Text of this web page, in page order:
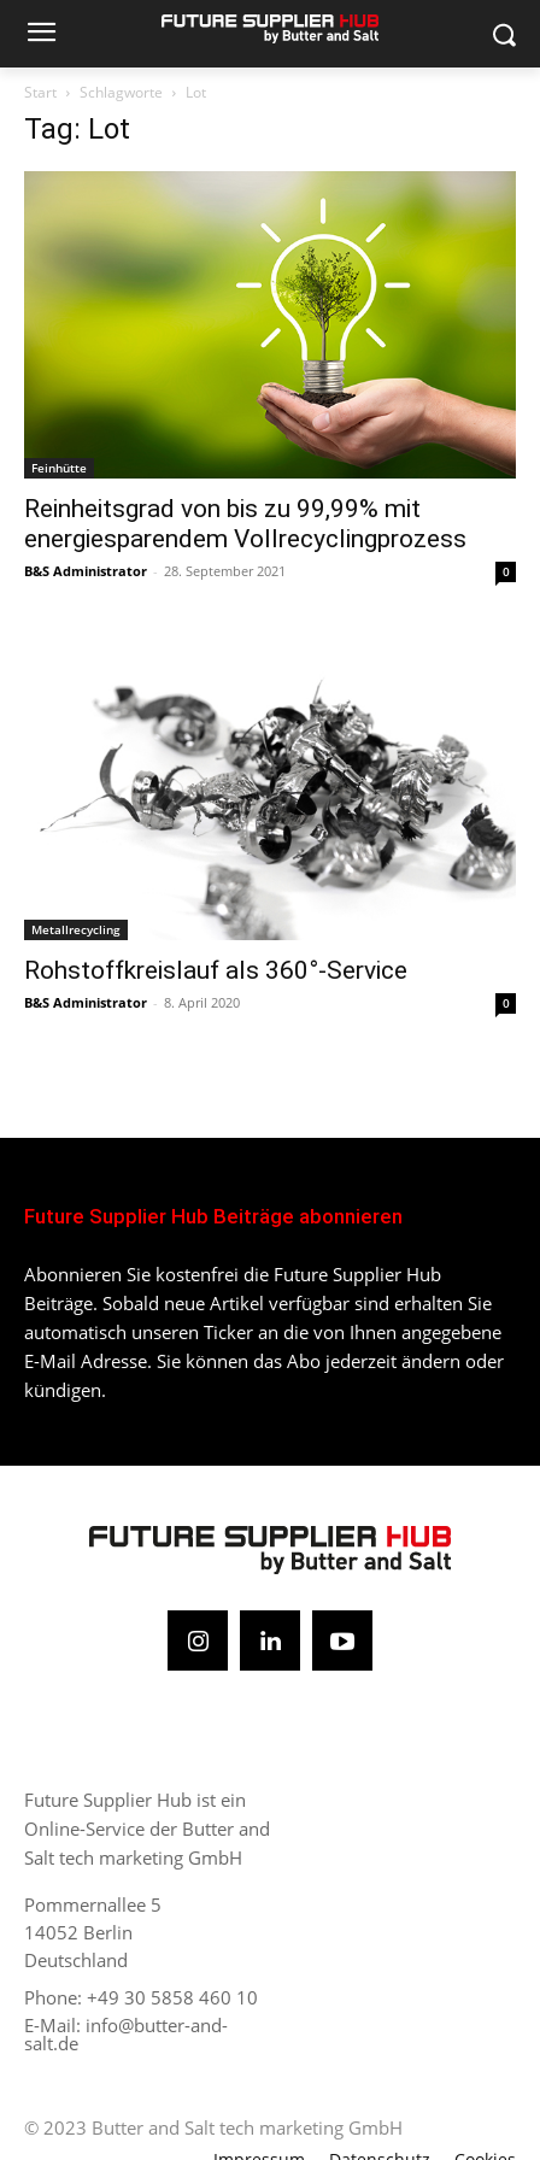
Start Schlagworte Lot
Tag: Lot
Feinhütte
Reinheitsgrad von bis zu 99,99% mit
energiesparendem Vollrecyclingprozess
B&S Administrator - 28. September 2021 0
Metallrecycling
Rohstoffkreislauf als 360°-Service
B&S Administrator - 8. April 2020 0
Future Supplier Hub Beiträge abonnieren
Abonnieren Sie kostenfrei die Future Supplier Hub
Beiträge. Sobald neue Artikel verfügbar sind erhalten Sie
automatisch unseren Ticker an die von Ihnen angegebene
E-Mail Adresse. Sie können das Abo jederzeit ändern oder
kündigen.
Future Supplier Hub ist ein
Online-Service der Butter and
Salt tech marketing GmbH
Pommernallee 5
14052 Berlin
Deutschland
Phone: +49 30 5858 460 10
E-Mail: info@butter-and-
salt.de
© 2023 Butter and Salt tech marketing GmbH